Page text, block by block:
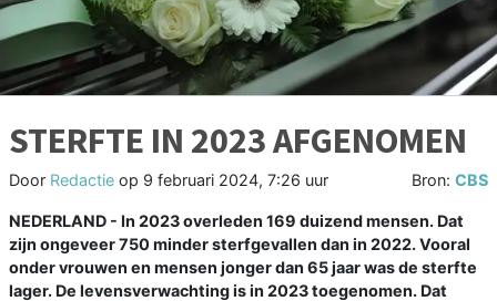
STERFTE IN 2023 AFGENOMEN
Door Redactie op 9 februari 2024, 7:26 uur Bron: CBS
NEDERLAND - In 2023 overleden 169 duizend mensen. Dat
zijn ongeveer 750 minder sterfgevallen dan in 2022. Vooral
onder vrouwen en mensen jonger dan 65 jaar was de sterfte
lager. De levensverwachting is in 2023 toegenomen. Dat